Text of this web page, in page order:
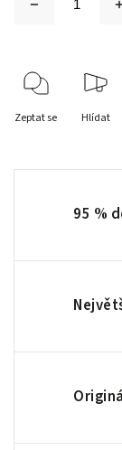
Zeptat se Hlídat
95 %